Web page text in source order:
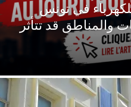
في تونس
والمناطق قد تتأثر